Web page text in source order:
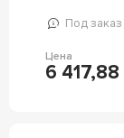
Под заказ
Цена
6 417,88